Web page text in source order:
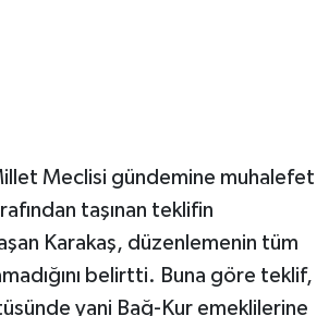
Meclisi gündemine muhalefet
taşınan teklifin
Karakaş, düzenlemenin tüm
belirtti. Buna göre teklif,
yani Bağ-Kur emeklilerine